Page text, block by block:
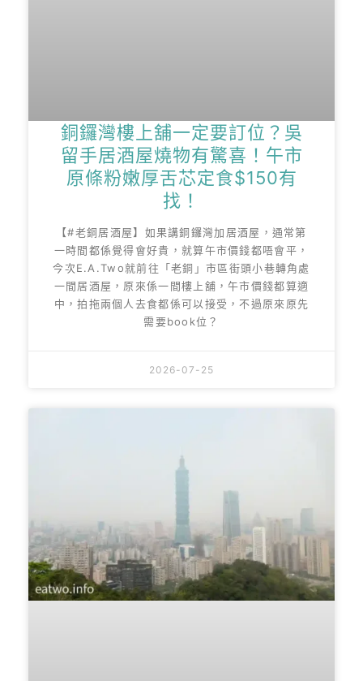
銅鑼灣樓上舖一定要訂位？吳
留手居酒屋燒物有驚喜！午市
原條粉嫩厚舌芯定食$150有
找！
【#老銅居酒屋】如果講銅鑼灣加居酒屋，通常第
一時間都係覺得會好貴，就算午市價錢都唔會平，
今次E.A.Two就前往「老銅」市區街頭小巷轉角處
一間居酒屋，原來係一間樓上舖，午市價錢都算適
中，拍拖兩個人去食都係可以接受，不過原來原先
需要book位？
2026-07-25